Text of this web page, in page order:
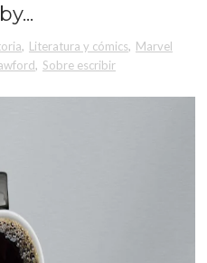
, Literatura y cómics, Marvel
, Sobre escribir